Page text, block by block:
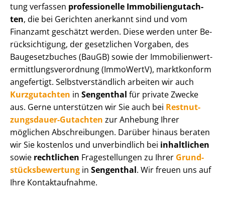
tung verfassen professionelle Im­mo­bi­li­en­gut­ach­
ten, die bei Gerichten anerkannt sind und vom
Finanzamt geschätzt werden. Diese werden unter Be­
rück­sich­ti­gung, der gesetzlichen Vorgaben, des
Baugesetzbuches (BauGB) sowie der Im­mo­bi­li­en­wert­
ermitt­lungs­ver­ord­nung (ImmoWertV), marktkonform
angefertigt. Selbst­ver­ständ­lich arbeiten wir auch
Kurzgutachten in Sengenthal für private Zwecke
aus. Gerne unterstützen wir Sie auch bei Rest­nut­
zungs­dau­er-Gutachten zur Anhebung Ihrer
möglichen Abschreibungen. Darüber hinaus beraten
wir Sie kostenlos und unverbindlich bei inhaltlichen
sowie rechtlichen Fragestellungen zu Ihrer Grund­
stücks­be­wer­tung in Sengenthal. Wir freuen uns auf
Ihre Kontaktaufnahme.